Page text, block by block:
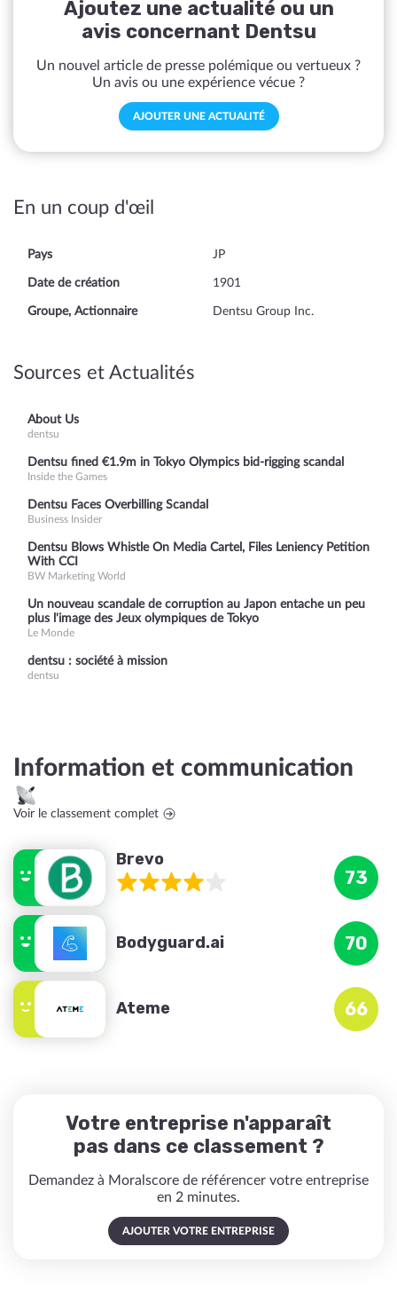
Ajoutez une actualité ou un
avis concernant Dentsu
Un nouvel article de presse polémique ou vertueux ?
Un avis ou une expérience vécue ?
AJOUTER UNE ACTUALITÉ
En un coup d'œil
Pays JP
Date de création 1901
Groupe, Actionnaire Dentsu Group Inc.
Sources et Actualités
About Us
dentsu
Dentsu fined €1.9m in Tokyo Olympics bid-rigging scandal
Inside the Games
Dentsu Faces Overbilling Scandal
Business Insider
Dentsu Blows Whistle On Media Cartel, Files Leniency Petition
With CCI
BW Marketing World
Un nouveau scandale de corruption au Japon entache un peu
plus l'image des Jeux olympiques de Tokyo
Le Monde
dentsu : société à mission
dentsu
Information et communication
Voir le classement complet
Brevo
73
Bodyguard.ai 70
Ateme 66
Votre entreprise n'apparaît
pas dans ce classement ?
Demandez à Moralscore de référencer votre entreprise
en 2 minutes.
AJOUTER VOTRE ENTREPRISE